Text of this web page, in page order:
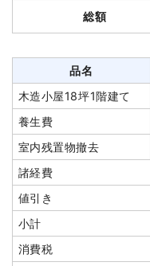
総額
品名
木造小屋18坪1階建て
養生費
室内残置物撤去
諸経費
値引き
小計
消費税